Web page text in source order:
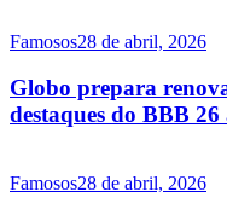
Famosos28 de abril, 2026
Globo prepara
destaques do BBB 26
Famosos28 de abril, 2026